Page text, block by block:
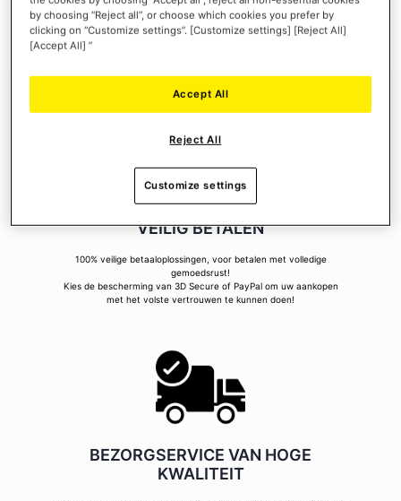
ACCOUNT AANMAKEN
VEILIG BETALEN
100% veilige betaaloplossingen, voor betalen met volledige
gemoedsrust!
Kies de bescherming van 3D Secure of PayPal om uw aankopen
met het volste vertrouwen te kunnen doen!
BEZORGSERVICE VAN HOGE
KWALITEIT
by choosing “Reject all”, or choose which cookies you prefer by
clicking on “Customize settings”. [Customize settings] [Reject All]
[Accept All] ”
Reject All
Accept All
Customize settings